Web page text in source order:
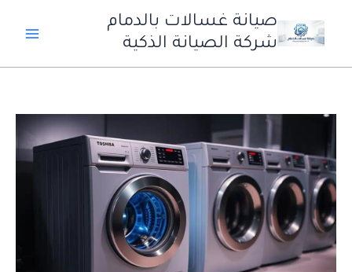
المحتوى
صيانة غسالات بالدمام
شركة الصيانة الذكية